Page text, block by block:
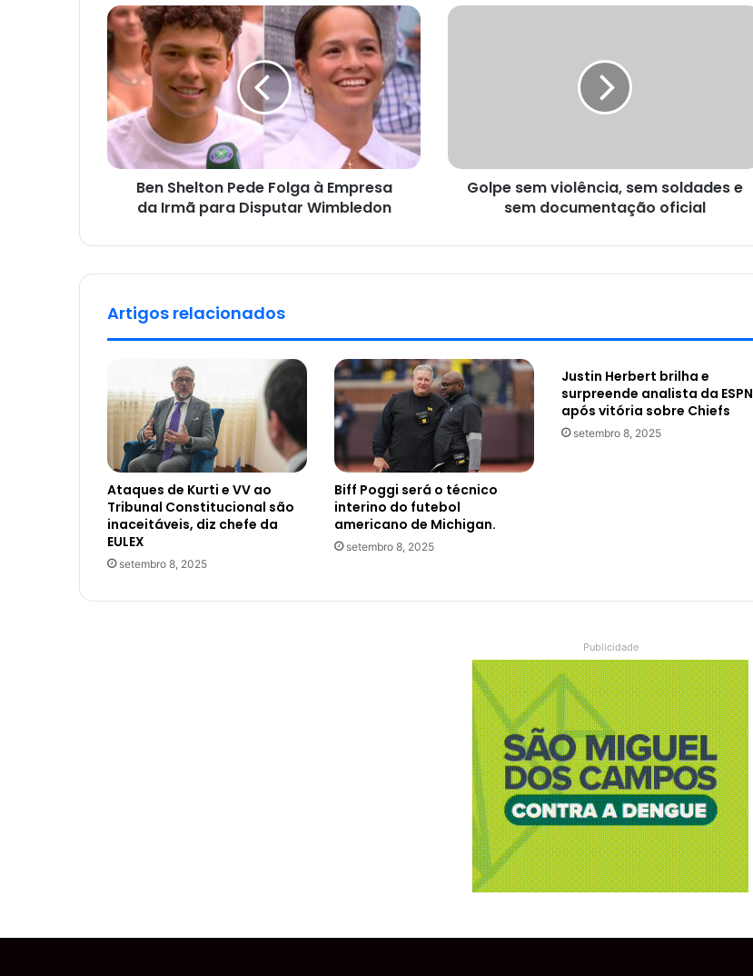
Ben Shelton Pede Folga à Empresa
da Irmã para Disputar Wimbledon
Golpe sem violência, sem soldades e
sem documentação oficial
Artigos relacionados
Ataques de Kurti e VV ao
Tribunal Constitucional são
inaceitáveis, diz chefe da
EULEX
setembro 8, 2025
Biff Poggi será o técnico
interino do futebol
americano de Michigan.
setembro 8, 2025
Justin Herbert brilha e
surpreende analista da ESPN
após vitória sobre Chiefs
setembro 8, 2025
Publicidade